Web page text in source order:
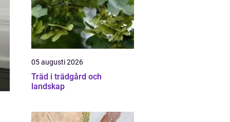
05 augusti 2026
Träd i trädgård och
landskap